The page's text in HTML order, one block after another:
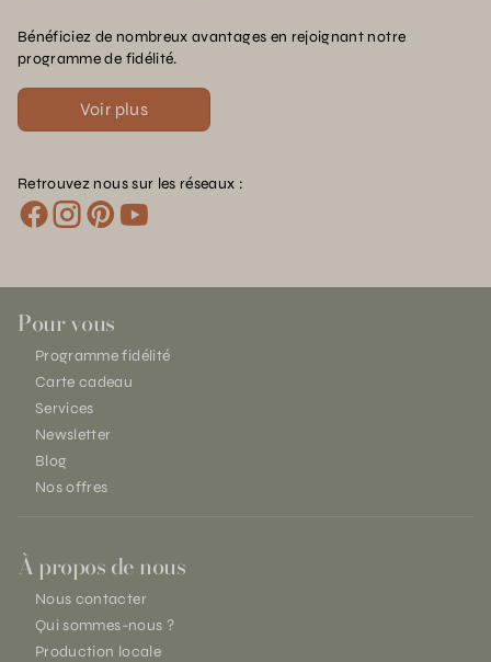
Bénéficiez de nombreux avantages en rejoignant notre
programme de fidélité.
Voir plus
Retrouvez nous sur les réseaux :
Pour vous
Programme fidélité
Carte cadeau
Services
Newsletter
Blog
Nos offres
À propos de nous
Nous contacter
Qui sommes-nous ?
Production locale